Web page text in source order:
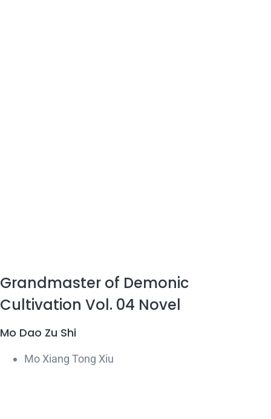
Grandmaster of Demonic
Cultivation Vol. 04 Novel
Mo Dao Zu Shi
Mo Xiang Tong Xiu